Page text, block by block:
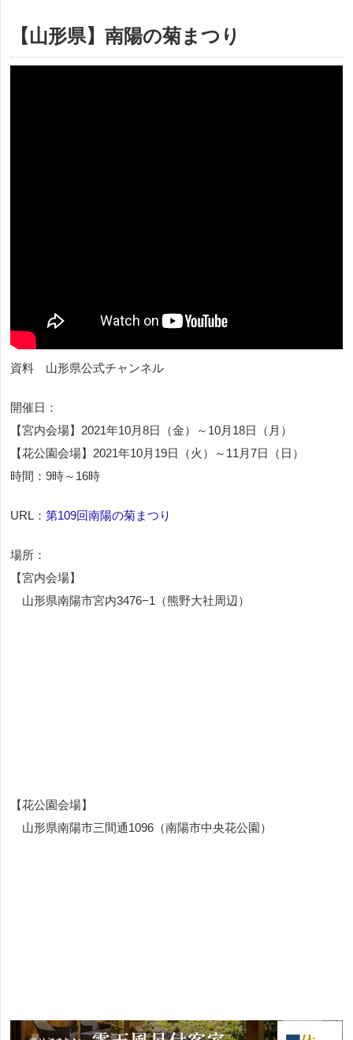
【山形県】南陽の菊まつり
資料 山形県公式チャンネル
開催日：
【宮内会場】2021年10月8日（金）～10月18日（月）
【花公園会場】2021年10月19日（火）～11月7日（日）
時間：9時～16時
URL： 第109回南陽の菊まつり
場所：
【宮内会場】
山形県南陽市宮内3476−1（熊野大社周辺）
【花公園会場】
山形県南陽市三間通1096（南陽市中央花公園）